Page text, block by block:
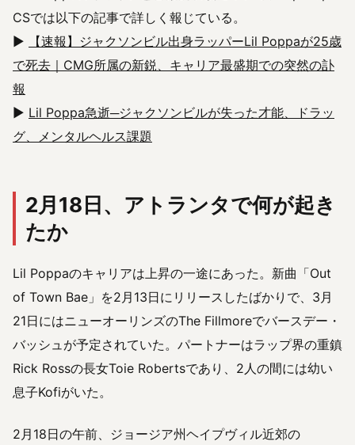
CSでは以下の記事で詳しく報じている。
▶
【速報】ジャクソンビル出身ラッパーLil Poppaが25歳
で死去｜CMG所属の新鋭、キャリア最盛期での突然の訃
報
▶ Lil Poppa急逝─ジャクソンビルが失った才能、ドラッ
グ、メンタルヘルス課題
2月18日、アトランタで何が起き
たか
Lil Poppaのキャリアは上昇の一途にあった。新曲「Out
of Town Bae」を2月13日にリリースしたばかりで、3月
21日にはニューオーリンズのThe Fillmoreでバースデー・
バッシュが予定されていた。パートナーはラップ界の重鎮
Rick Rossの長女Toie Robertsであり、2人の間には幼い
息子Kofiがいた。
2月18日の午前、ジョージア州ヘイプヴィル近郊の